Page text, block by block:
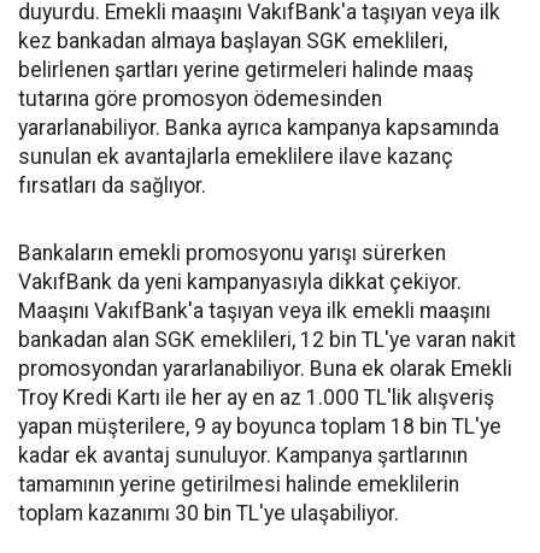
duyurdu. Emekli maaşını VakıfBank'a taşıyan veya ilk
kez bankadan almaya başlayan SGK emeklileri,
belirlenen şartları yerine getirmeleri halinde maaş
tutarına göre promosyon ödemesinden
yararlanabiliyor. Banka ayrıca kampanya kapsamında
sunulan ek avantajlarla emeklilere ilave kazanç
fırsatları da sağlıyor.
Bankaların emekli promosyonu yarışı sürerken
VakıfBank da yeni kampanyasıyla dikkat çekiyor.
Maaşını VakıfBank'a taşıyan veya ilk emekli maaşını
bankadan alan SGK emeklileri, 12 bin TL'ye varan nakit
promosyondan yararlanabiliyor. Buna ek olarak Emekli
Troy Kredi Kartı ile her ay en az 1.000 TL'lik alışveriş
yapan müşterilere, 9 ay boyunca toplam 18 bin TL'ye
kadar ek avantaj sunuluyor. Kampanya şartlarının
tamamının yerine getirilmesi halinde emeklilerin
toplam kazanımı 30 bin TL'ye ulaşabiliyor.